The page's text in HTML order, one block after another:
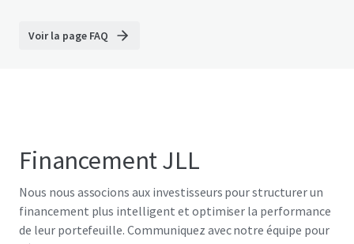
Voir la page FAQ
Financement JLL
Nous nous associons aux investisseurs pour structurer un
financement plus intelligent et optimiser la performance
de leur portefeuille. Communiquez avec notre équipe pour